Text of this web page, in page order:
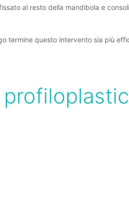
al resto della mandibola e
termine questo intervento sia più